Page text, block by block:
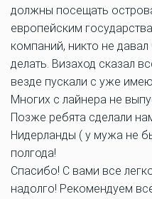
должны посещать
европейским
компаний, никто не давал
делать. Визаход сказал
везде пускали с уже
Многих с лайнера не
Позже ребята сделали
Нидерланды ( у мужа не
полгода!
Спасибо! С вами все
надолго! Рекомендуем